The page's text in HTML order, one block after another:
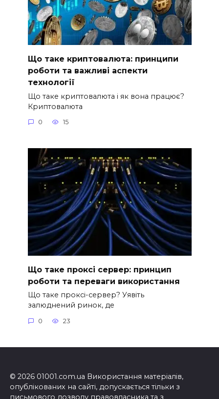
Що таке криптовалюта: принципи
роботи та важливі аспекти
технології
Що таке криптовалюта і як вона працює?
Криптовалюта
0 15
Що таке проксі сервер: принцип
роботи та переваги використання
Що таке проксі-сервер? Уявіть
залюднений ринок, де
0 23
© 2026 01001.com.ua Використання матеріалів,
опублікованих на сайті, допускається тільки з
письмового дозволу правовласника та з